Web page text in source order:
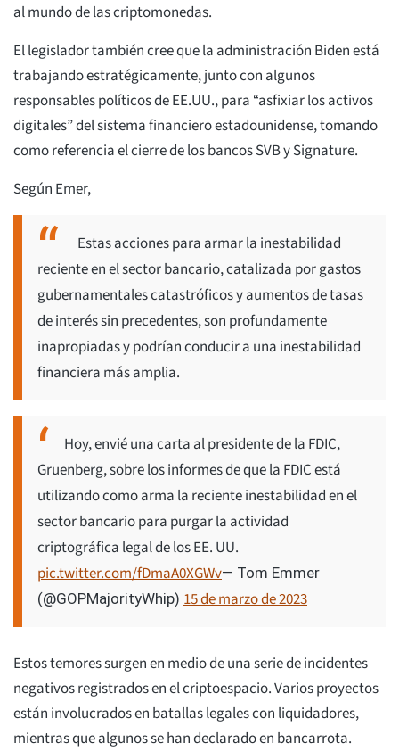
al mundo de las criptomonedas.
El legislador también cree que la administración Biden está
trabajando estratégicamente, junto con algunos
responsables políticos de EE.UU., para “asfixiar los activos
digitales” del sistema financiero estadounidense, tomando
como referencia el cierre de los bancos SVB y Signature.
Según Emer,
Estas acciones para armar la inestabilidad
reciente en el sector bancario, catalizada por gastos
gubernamentales catastróficos y aumentos de tasas
de interés sin precedentes, son profundamente
inapropiadas y podrían conducir a una inestabilidad
financiera más amplia.
Hoy, envié una carta al presidente de la FDIC,
Gruenberg, sobre los informes de que la FDIC está
utilizando como arma la reciente inestabilidad en el
sector bancario para purgar la actividad
criptográfica legal de los EE. UU.
pic.twitter.com/fDmaA0XGWv— Tom Emmer
(@GOPMajorityWhip) 15 de marzo de 2023
Estos temores surgen en medio de una serie de incidentes
negativos registrados en el criptoespacio. Varios proyectos
están involucrados en batallas legales con liquidadores,
mientras que algunos se han declarado en bancarrota.